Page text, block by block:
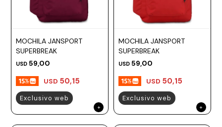
MOCHILA JANSPORT
SUPERBREAK
USD 59,00
USD 50,15
Exclusivo web
MOCHILA JANSPORT
SUPERBREAK
USD 59,00
USD 50,15
Exclusivo web